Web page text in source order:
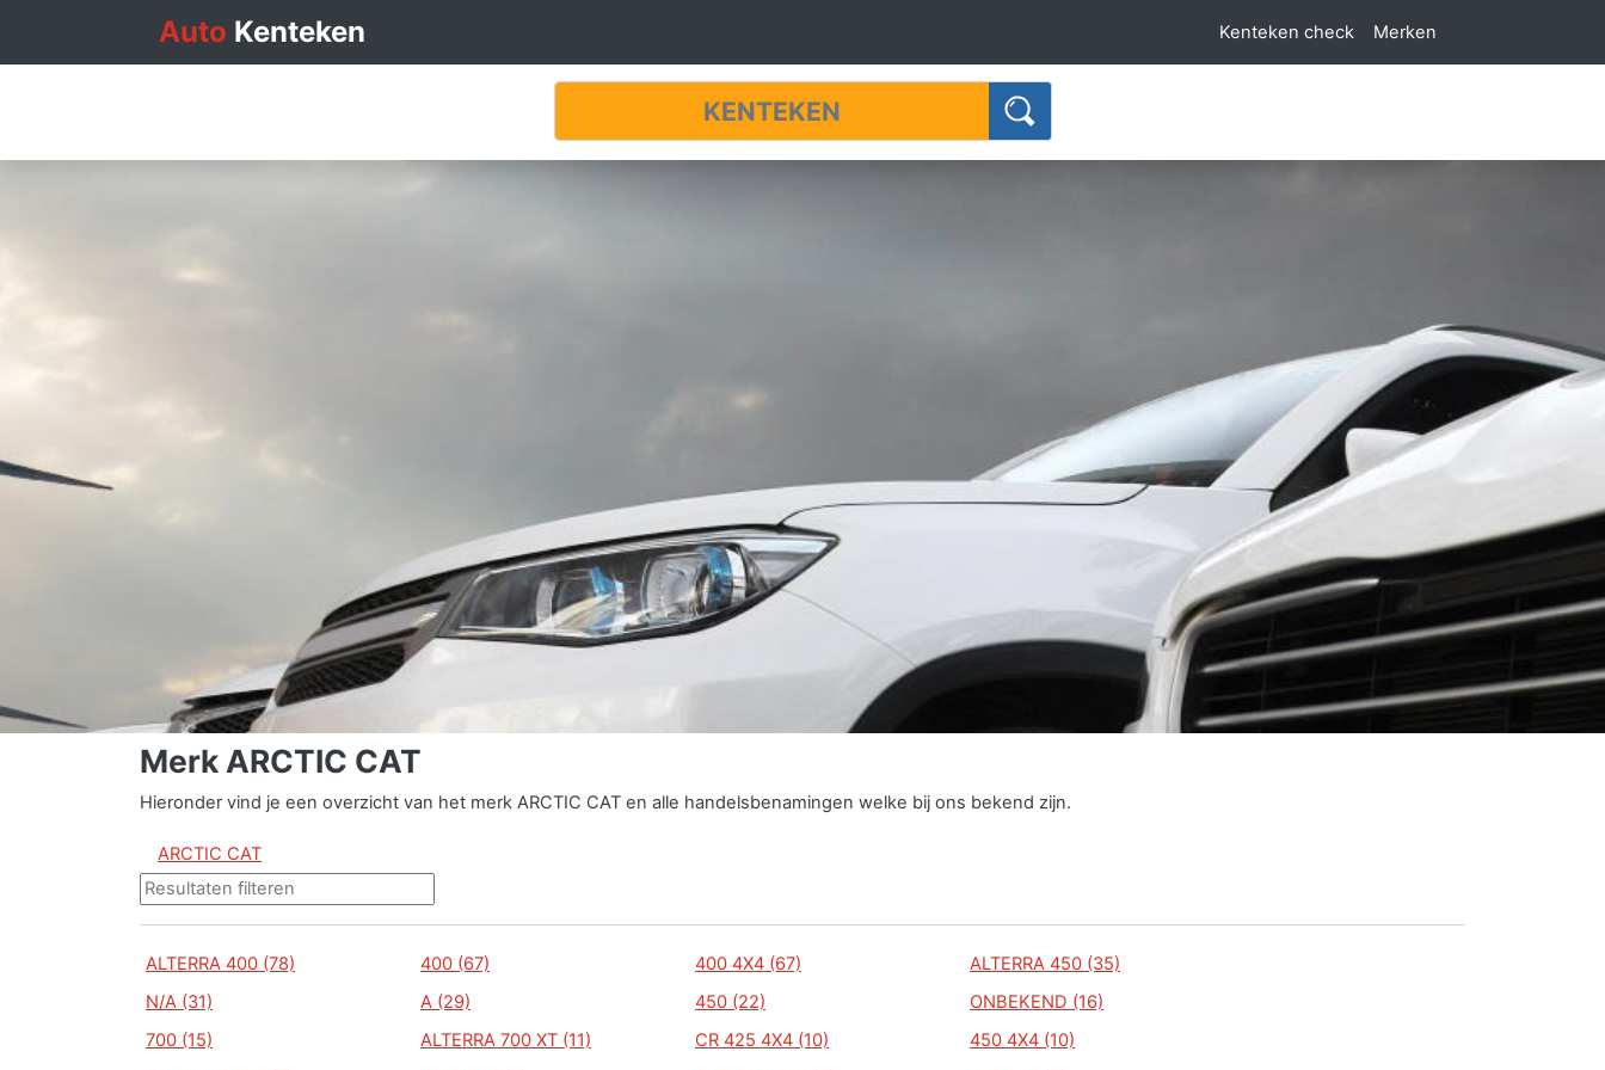
Auto Kenteken Kenteken check Merken
Merk ARCTIC CAT
Hieronder vind je een overzicht van het merk ARCTIC CAT en alle handelsbenamingen welke bij ons bekend zijn.
ARCTIC CAT
ALTERRA 400 (78) 400 (67) 400 4X4 (67)
ALTERRA 450 (35)
N/A (31)
A (29) 450 (22)
ONBEKEND (16)
700 (15)
ALTERRA 700 XT (11) CR 425 4X4 (10)
450 4X4 (10)